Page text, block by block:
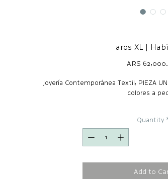
aros XL |
ARS
Joyería Contemporánea Textil, PIEZA
colores a
Quantity
Add to